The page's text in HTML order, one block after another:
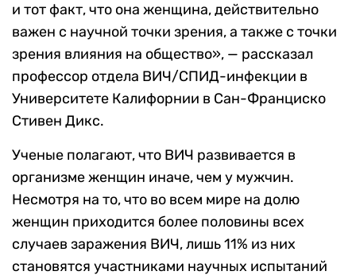
и тот факт, что она женщина, действительно
важен с научной точки зрения, а также с точки
зрения влияния на общество», — рассказал
профессор отдела ВИЧ/СПИД-инфекции в
Университете Калифорнии в Сан-Франциско
Стивен Дикс.
Ученые полагают, что ВИЧ развивается в
организме женщин иначе, чем у мужчин.
Несмотря на то, что во всем мире на долю
женщин приходится более половины всех
случаев заражения ВИЧ, лишь 11% из них
становятся участниками научных испытаний